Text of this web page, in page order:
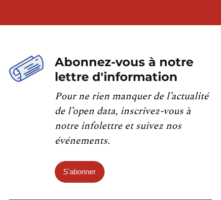
Abonnez-vous à notre
lettre d'information
Pour ne rien manquer de l’actualité
de l’open data, inscrivez-vous à
notre infolettre et suivez nos
événements.
S'abonner